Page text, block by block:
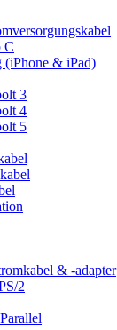
C
(iPhone & iPad)
3
4
5
& -adapter
2